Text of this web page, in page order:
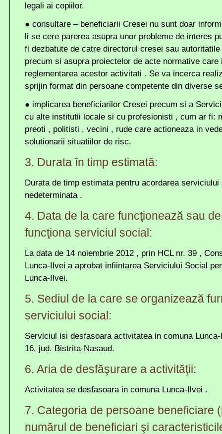
legali ai copiilor.
● consultare – beneficiarii Cresei nu sunt doar
li se cere parerea asupra unor probleme de interes
fi dezbatute de catre directorul cresei sau
precum si asupra proiectelor de acte normative care
reglementarea acestor activitati . Se va incerca
sprijin format din persoane competente din diverse
● implicarea beneficiarilor Cresei precum si a
cu alte institutii locale si cu profesionisti , cum ar fi:
preoti , politisti , vecini , rude care actioneaza in
solutionarii situatiilor de risc.
3. Durata în timp estimată:
Durata de timp estimata pentru acordarea
nedeterminata .
4. Data de la care funcţionează sau
funcţiona serviciul social:
La data de 14 noiembrie 2012 , prin HCL nr. 39 ,
Lunca-Ilvei a aprobat infiintarea Serviciului Social
Lunca-Ilvei.
5. Sediul de la care se organizează
serviciului social:
Serviciul isi desfasoara activitatea in comuna
16, jud. Bistrita-Nasaud.
6. Aria de desfăşurare a activităţii:
Activitatea se desfasoara in comuna Lunca-Ilvei .
7. Categoria de persoane beneficiare
numărul de beneficiari şi